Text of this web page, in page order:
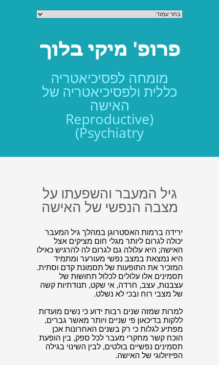
מומחה לפסיכיאטריה
כללית ולפסיכיאטריה של
האישה
(Reproductive
Psychiatry)
גיל המעבר והשפעתו על
מצבה הנפשי של האישה
ירידה ברמות האסטרוגן במהלך גיל המעבר
יכולה לגרום ליותר מגלי חום מציקים אצל
האישה; היא עלולה גם לגרום לה להרגיש כאילו
היא נמצאת במצב נפשי מעורער ומתמיד
המזכיר את התופעות של תסמונת קדם וסתית.
תסמינים אלו עלולים לכלול תחושות של
עצבנות, עצב, חרדה, אי שקט, תנודתיות קשה
של מצבי רוח ובכי לא נשלט.
למרות שמזה שנים רבות ידוע כי נשים מועדות
ללקות בדיכאון פי שניים ויותר מאשר גברים,
מפתיע לגלות כי רק בשנים האחרונות אכן
הוכח קשר מחקרי מעבר לכל ספק, בין הופעת
תסמינים נפשיים בולטים, לבין השינוי בגילה
הפיזיולוגי של האישה.